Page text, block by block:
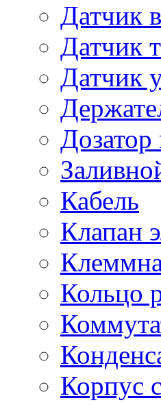
Датчик
Датчик
Датчик
Кабель
Клапан
Кольцо
Корпус